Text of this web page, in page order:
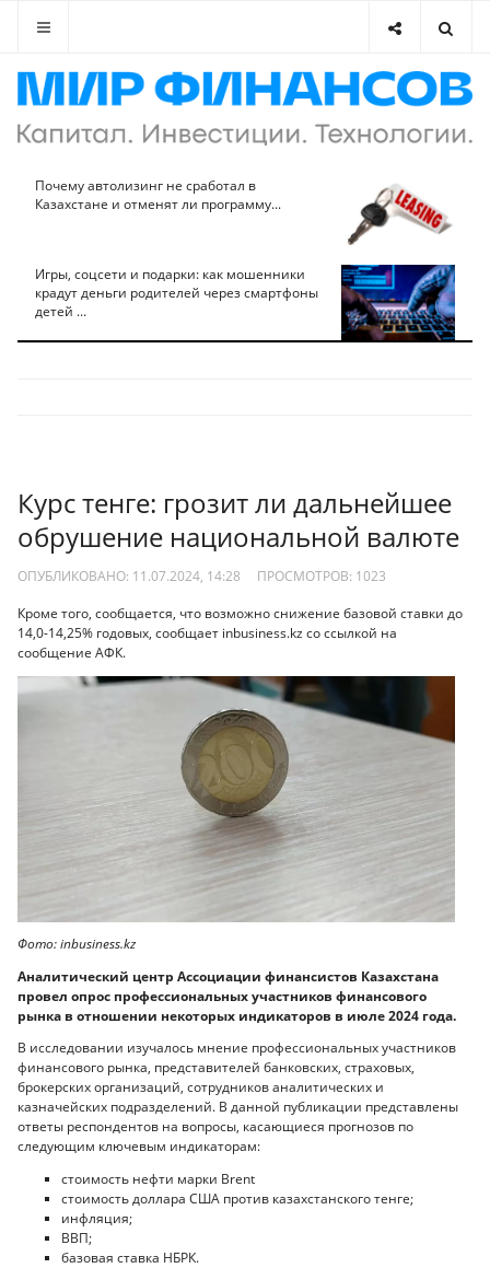
Почему автолизинг не сработал в
Казахстане и отменят ли программу...
Игры, соцсети и подарки: как мошенники
крадут деньги родителей через смартфоны
детей ...
Курс тенге: грозит ли дальнейшее
обрушение национальной валюте
ОПУБЛИКОВАНО: 11.07.2024, 14:28 ПРОСМОТРОВ: 1023
Кроме того, сообщается, что возможно снижение базовой ставки до
14,0-14,25% годовых, сообщает inbusiness.kz со ссылкой на
сообщение АФК.
Фото: inbusiness.kz
Аналитический центр Ассоциации финансистов Казахстана
провел опрос профессиональных участников финансового
рынка в отношении некоторых индикаторов в июле 2024 года.
В исследовании изучалось мнение профессиональных участников
финансового рынка, представителей банковских, страховых,
брокерских организаций, сотрудников аналитических и
казначейских подразделений. В данной публикации представлены
ответы респондентов на вопросы, касающиеся прогнозов по
следующим ключевым индикаторам:
стоимость нефти марки Brent
стоимость доллара США против казахстанского тенге;
инфляция;
ВВП;
базовая ставка НБРК.